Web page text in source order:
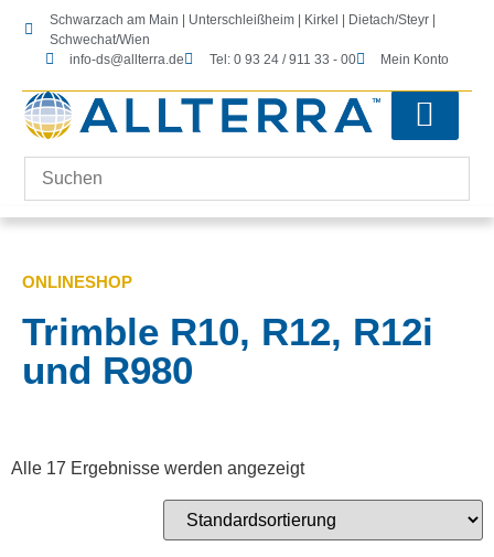
Schwarzach am Main | Unterschleißheim | Kirkel | Dietach/Steyr |
Schwechat/Wien
info-ds@allterra.de
Tel: 0 93 24 / 911 33 - 00 Mein Konto
ONLINESHOP
Trimble R10, R12, R12i
und R980
Alle 17 Ergebnisse werden angezeigt